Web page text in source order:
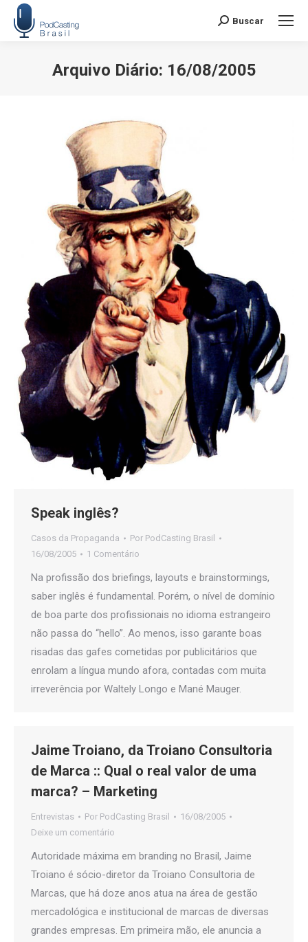
Search:
Buscar
Arquivo Diário: 16/08/2005
Speak inglês?
Casos da Propaganda Por PodCasting Brasil
16/08/2005
1 Comentário
Na profissão dos briefings, layouts e brainstormings,
saber inglês é fundamental. Porém, o nível de domínio
de boa parte dos profissionais no idioma estrangeiro
não passa do “hello”. Ao menos, isso garante boas
risadas das gafes cometidas por publicitários que
enrolam a língua mundo afora, contadas com muita
irreverência por Waltely Longo e Mané Mauger.
Jaime Troiano, da Troiano Consultoria
de Marca :: Qual o real valor de uma
marca? – Marketing
Entrevistas Por PodCasting Brasil
16/08/2005
Deixe um comentário
Autoridade máxima em branding no Brasil, Jaime
Troiano é sócio-diretor da Troiano Consultoria de
Marcas, que há doze anos atua na área de gestão
mercadológica e institucional de marcas de diversas
grandes empresas. Em primeira mão, ele anuncia a